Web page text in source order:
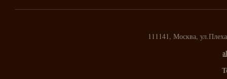
111141, Москва,